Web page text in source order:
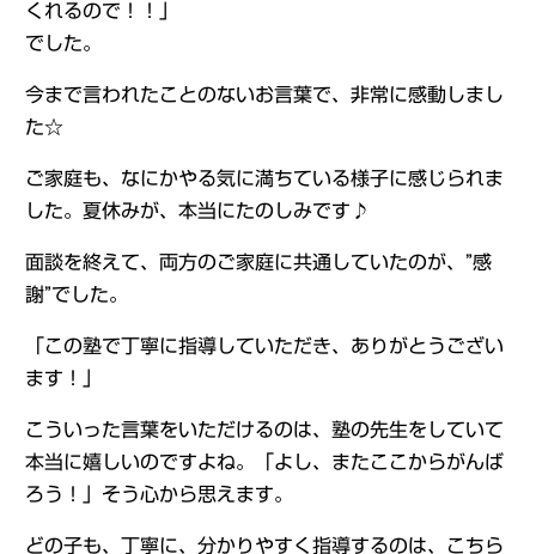
くれるので！！」
でした。
今まで言われたことのないお言葉で、非常に感動しまし
た☆
ご家庭も、なにかやる気に満ちている様子に感じられま
した。夏休みが、本当にたのしみです♪
面談を終えて、両方のご家庭に共通していたのが、”感
謝”でした。
「この塾で丁寧に指導していただき、ありがとうござい
ます！」
こういった言葉をいただけるのは、塾の先生をしていて
本当に嬉しいのですよね。「よし、またここからがんば
ろう！」そう心から思えます。
どの子も、丁寧に、分かりやすく指導するのは、こちら